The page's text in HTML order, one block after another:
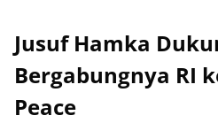
Jusuf Hamka
Bergabungnya RI
Peace